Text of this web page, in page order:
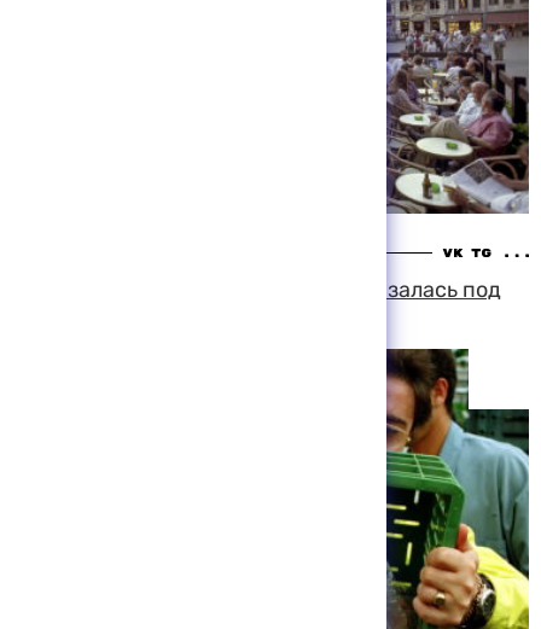
Бельгийская мясная продукция оказалась под